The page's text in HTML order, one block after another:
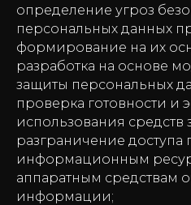
определение угроз
персональных данных
формирование на их
разработка на основе
защиты персональных
проверка готовности и
использования
разграничение доступа
информационным
аппаратным средствам
информации;